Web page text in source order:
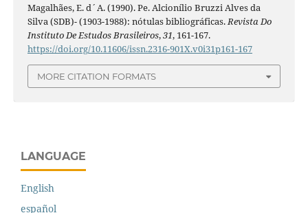
Magalhães, E. d´A. (1990). Pe. Alcionílio Bruzzi Alves da
Silva (SDB)- (1903-1988): nótulas bibliográficas. Revista Do
Instituto De Estudos Brasileiros,31, 161-167.
https://doi.org/10.11606/issn.2316-901X.v0i31p161-167
MORE CITATION FORMATS
LANGUAGE
English
español